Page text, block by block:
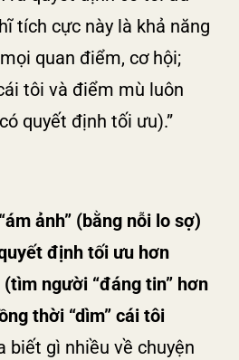
tích cực này là khả năng
quan điểm, cơ hội;
tôi và điểm mù luôn
quyết định tối ưu).”
ảnh” (bằng nỗi lo sợ)
định tối ưu hơn
người “đáng tin” hơn
thời “dìm” cái tôi
biết gì nhiều về chuyện